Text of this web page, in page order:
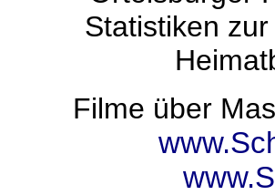
Statistiken
Filme über